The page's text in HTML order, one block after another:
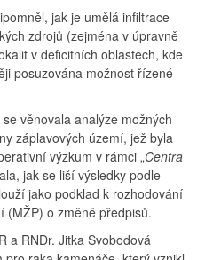
jak je umělá infiltrace
zdrojů (zejména v úpravně
v deficitních oblastech, kde
posuzována možnost řízené
věnovala analýze možných
záplavových území, jež byla
výzkum v rámci „Centra
jak se liší výsledky podle
jako podklad k rozhodování
(MŽP) o změně předpisů.
a RNDr. Jitka Svobodová